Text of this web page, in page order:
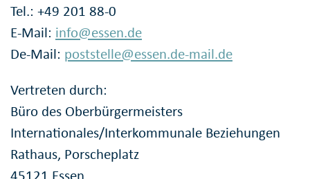
Tel.: +49 201 88-0
E-Mail: info@essen.de
De-Mail: poststelle@essen.de-mail.de
Vertreten durch:
Büro des Oberbürgermeisters
Internationales/Interkommunale Beziehungen
Rathaus, Porscheplatz